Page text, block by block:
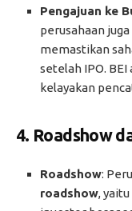
Pengajuan ke
perusahaan
memastikan
setelah IPO.
kelayakan
4. Roadshow
Roadshow:
roadshow,